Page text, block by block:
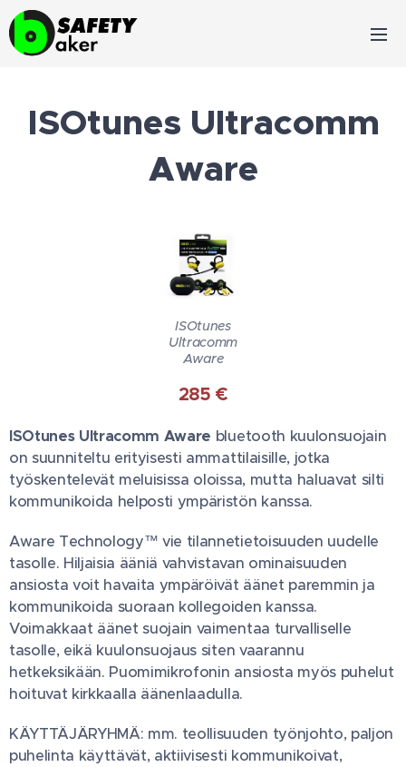
ISOtunes Ultracomm
Aware
ISOtunes
Ultracomm
Aware
285 €
ISOtunes Ultracomm Aware bluetooth kuulonsuojain
on suunniteltu erityisesti ammattilaisille, jotka
työskentelevät meluisissa oloissa, mutta haluavat silti
kommunikoida helposti ympäristön kanssa.
Aware Technology™ vie tilannetietoisuuden uudelle
tasolle. Hiljaisia ääniä vahvistavan ominaisuuden
ansiosta voit havaita ympäröivät äänet paremmin ja
kommunikoida suoraan kollegoiden kanssa.
Voimakkaat äänet suojain vaimentaa turvalliselle
tasolle, eikä kuulonsuojaus siten vaarannu
hetkeksikään. Puomimikrofonin ansiosta myös puhelut
hoituvat kirkkaalla äänenlaadulla.
KÄYTTÄJÄRYHMÄ: mm. teollisuuden työnjohto, paljon
puhelinta käyttävät, aktiivisesti kommunikoivat,